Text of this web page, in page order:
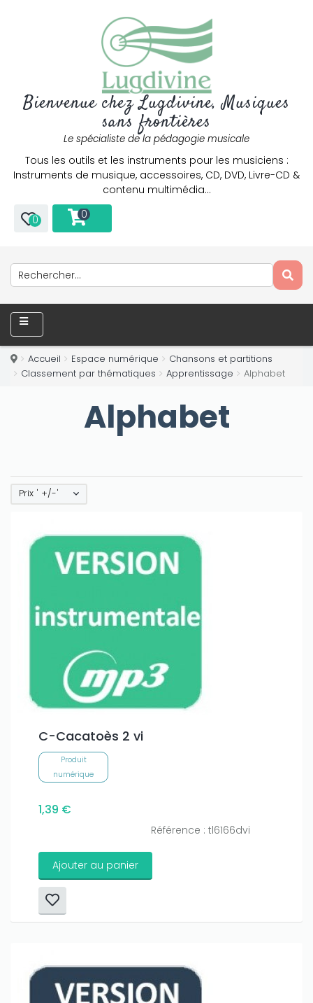
Bienvenue chez Lugdivine, Musiques
sans frontières
Le spécialiste de la pédagogie musicale
Tous les outils et les instruments pour les musiciens :
Instruments de musique, accessoires, CD, DVD, Livre-CD &
contenu multimédia…
0 0
Accueil Espace numérique
Chansons et partitions
Classement par thématiques
Apprentissage Alphabet
Alphabet
Prix ' +/-'
C-Cacatoès 2 vi
Produit
numérique
1,39 €
Référence : tl6166dvi
Ajouter au panier